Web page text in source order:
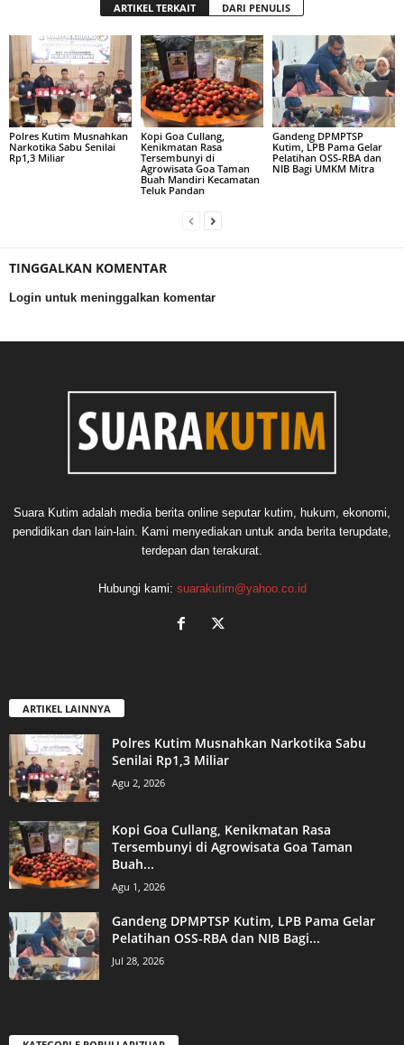
ARTIKEL TERKAIT DARI PENULIS
Polres Kutim Musnahkan
Narkotika Sabu Senilai
Rp1,3 Miliar
Kopi Goa Cullang,
Kenikmatan Rasa
Tersembunyi di
Agrowisata Goa Taman
Buah Mandiri Kecamatan
Teluk Pandan
Gandeng DPMPTSP
Kutim, LPB Pama Gelar
Pelatihan OSS-RBA dan
NIB Bagi UMKM Mitra
TINGGALKAN KOMENTAR
Login untuk meninggalkan komentar
Suara Kutim adalah media berita online seputar kutim, hukum, ekonomi,
pendidikan dan lain-lain. Kami menyediakan untuk anda berita terupdate,
terdepan dan terakurat.
Hubungi kami: suarakutim@yahoo.co.id
ARTIKEL LAINNYA
Polres Kutim Musnahkan Narkotika Sabu
Senilai Rp1,3 Miliar
Agu 2, 2026
Kopi Goa Cullang, Kenikmatan Rasa
Tersembunyi di Agrowisata Goa Taman
Buah...
Agu 1, 2026
Gandeng DPMPTSP Kutim, LPB Pama Gelar
Pelatihan OSS-RBA dan NIB Bagi...
Jul 28, 2026